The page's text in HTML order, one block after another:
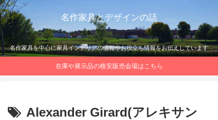
名作家具とデザインの話
名作家具を中心に家具インテリアの情報やお役立ち情報をお伝えしています
在庫や展示品の格安販売会場はこちら
Alexander Girard(アレキサン